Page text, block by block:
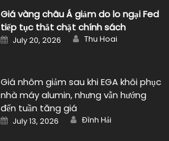
Giá vàng châu Á giảm do lo ngại Fed
tiếp tục thắt chặt chính sách
Posted
on
July 20, 2026 Author
Thu Hoai
Giá nhôm giảm sau khi EGA khôi phục
nhà máy alumin, nhưng vẫn hướng
đến tuần tăng giá
Posted
on
July 13, 2026 Author
Đình Hải